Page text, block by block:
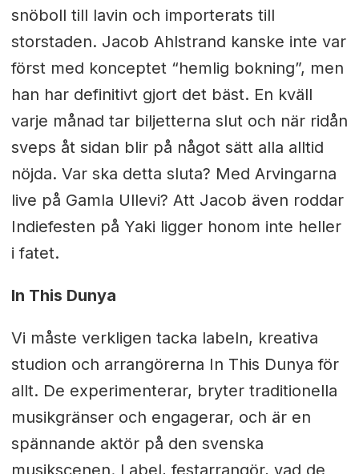
snöboll till lavin och importerats till
storstaden. Jacob Ahlstrand kanske inte var
först med konceptet “hemlig bokning”, men
han har definitivt gjort det bäst. En kväll
varje månad tar biljetterna slut och när ridån
sveps åt sidan blir på något sätt alla alltid
nöjda. Var ska detta sluta? Med Arvingarna
live på Gamla Ullevi? Att Jacob även roddar
Indiefesten på Yaki ligger honom inte heller
i fatet.
In This Dunya
Vi måste verkligen tacka labeln, kreativa
studion och arrangörerna In This Dunya för
allt. De experimenterar, bryter traditionella
musikgränser och engagerar, och är en
spännande aktör på den svenska
musikscenen. Label, festarrangör, vad de